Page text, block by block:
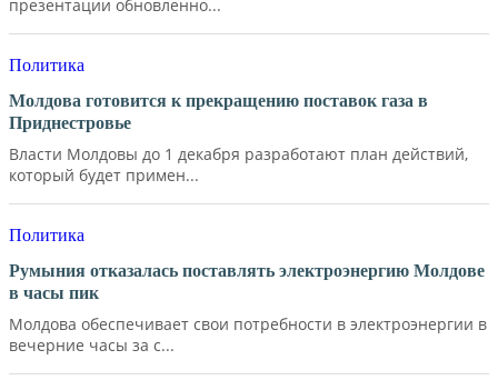
презентации обновленно...
Политика
Молдова готовится к прекращению поставок газа в
Приднестровье
Власти Молдовы до 1 декабря разработают план действий,
который будет примен...
Политика
Румыния отказалась поставлять электроэнергию Молдове
в часы пик
Молдова обеспечивает свои потребности в электроэнергии в
вечерние часы за с...